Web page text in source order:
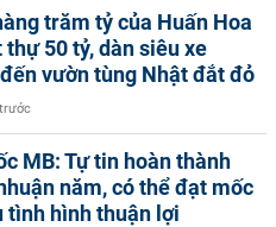
trăm tỷ của Huấn Hoa
thự 50 tỷ, dàn siêu xe
vườn tùng Nhật đắt đỏ
MB: Tự tin hoàn thành
năm, có thể đạt mốc
tình hình thuận lợi